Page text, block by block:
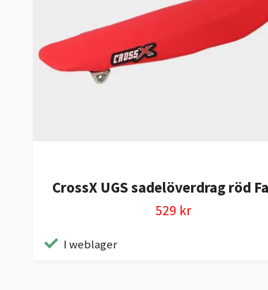
CrossX UGS sadelöverdrag röd
529 kr
I weblager